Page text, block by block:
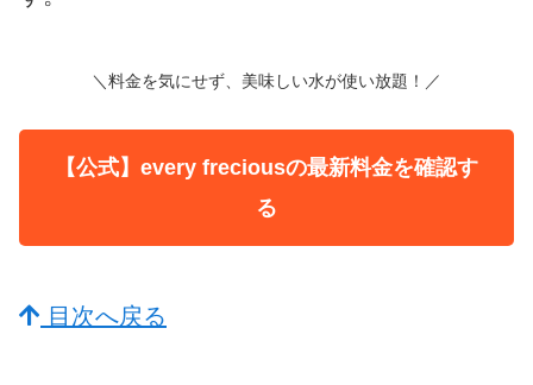
＼料金を気にせず、美味しい水が使い放題！／
【公式】every freciousの最新料金を確認す
る
目次へ戻る